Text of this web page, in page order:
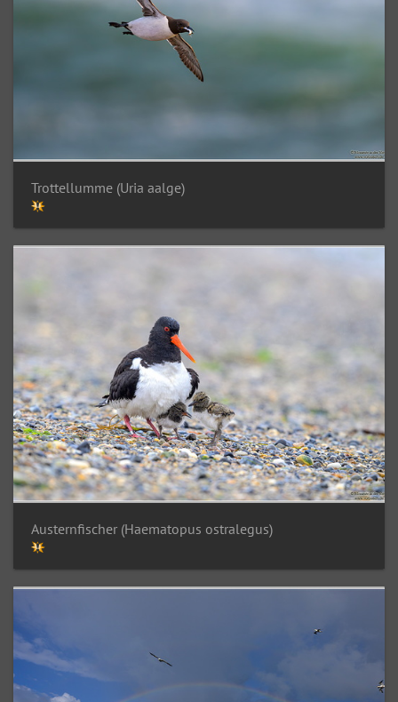
Trottellumme (Uria aalge)
Austernfischer (Haematopus ostralegus)